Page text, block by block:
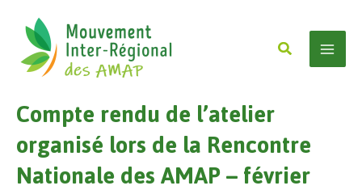
contenu
Rechercher
Compte rendu de l’atelier
organisé lors de la Rencontre
Nationale des AMAP – février